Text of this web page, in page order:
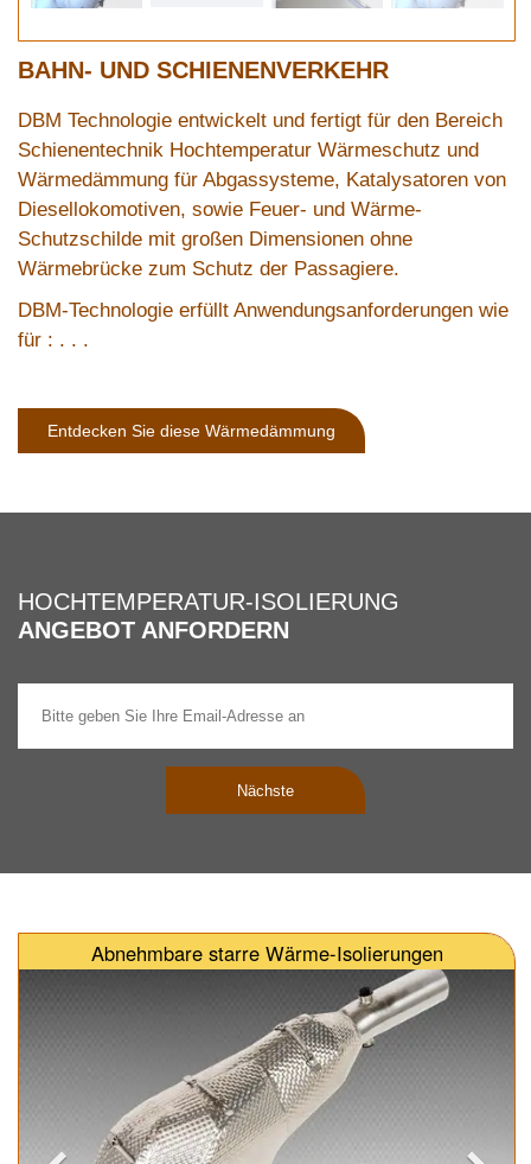
BAHN- UND SCHIENENVERKEHR
DBM Technologie entwickelt und fertigt für den Bereich
Schienentechnik Hochtemperatur Wärmeschutz und
Wärmedämmung für Abgassysteme, Katalysatoren von
Diesellokomotiven, sowie Feuer- und Wärme-
Schutzschilde mit großen Dimensionen ohne
Wärmebrücke zum Schutz der Passagiere.
DBM-Technologie erfüllt Anwendungsanforderungen wie
für : . . .
Entdecken Sie diese Wärmedämmung
HOCHTEMPERATUR-ISOLIERUNG
ANGEBOT ANFORDERN
Nächste
Abnehmbare starre Wärme-Isolierungen